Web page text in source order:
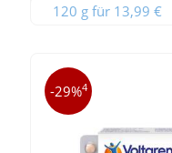
120 g für 13,99 €
-29%4